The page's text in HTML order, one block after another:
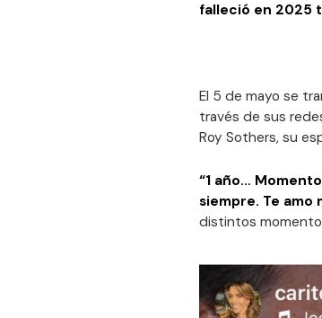
falleció en 2025
El 5 de mayo se
través de sus
Roy Sothers, su
“1 año…
siempre. Te amo
distintos